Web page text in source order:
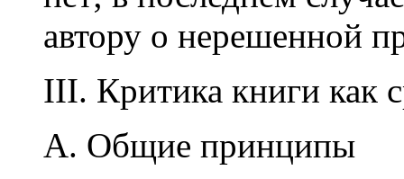
автору о нерешенной
III. Критика книги как
A. Общие принципы